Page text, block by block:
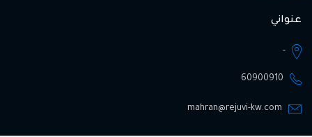
عنواني
-
60900910
mahran@rejuvi-kw.com